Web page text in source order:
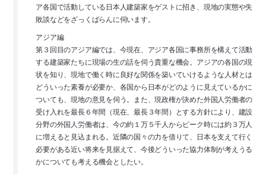
ア各国で活動している日本人建築家をゲストに招き、現地の実態や失
敗談などをざっくばらんに伺います。
アジア編
第３回目のアジア編では、今現在、アジア各国に事務所を構えて活動
する建築家たちに現場の生の話を伺う貴重な機会。アジアの各国の現
状を知り、現地で働く時に良好な関係を築いていけるような人材とは
どういった素養が必要か、各国から日本がどのように見えているかに
ついても、現地の意見を伺う。また、現政権が決めた外国人労働者の
受け入れを最長６年間（現在、最長３年間）とする方針により、建設
分野の外国人労働者は、今の約１万５千人からピーク時には約３万人
に増えると見込まれる。近隣の国々の力を借りて、日本を支えて行く
必要がある近い将来を見据えて、今後どういった協力体制が考えうる
かについても考える機会としたい。